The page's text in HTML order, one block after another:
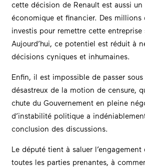
cette décision de Renault est aussi un
économique et financier. Des millions
investis pour remettre cette entreprise
Aujourd’hui, ce potentiel est réduit à
décisions cyniques et inhumaines.
Enfin, il est impossible de passer
désastreux de la motion de censure,
chute du Gouvernement en pleine
d’instabilité politique a
conclusion des discussions.
Le député tient à saluer l’engagement
toutes les parties prenantes, à